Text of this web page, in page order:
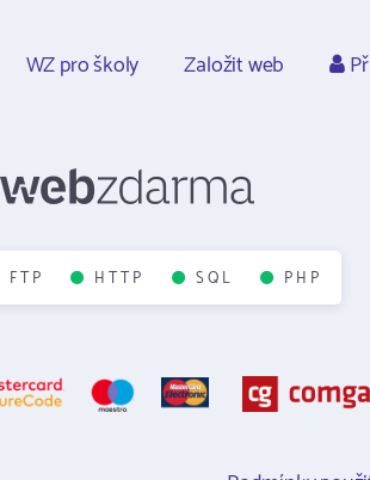
WZ pro školy Založit web
FTP HTTP SQL PHP